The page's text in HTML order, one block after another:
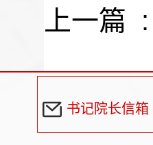
上一篇 :
书记院长信箱